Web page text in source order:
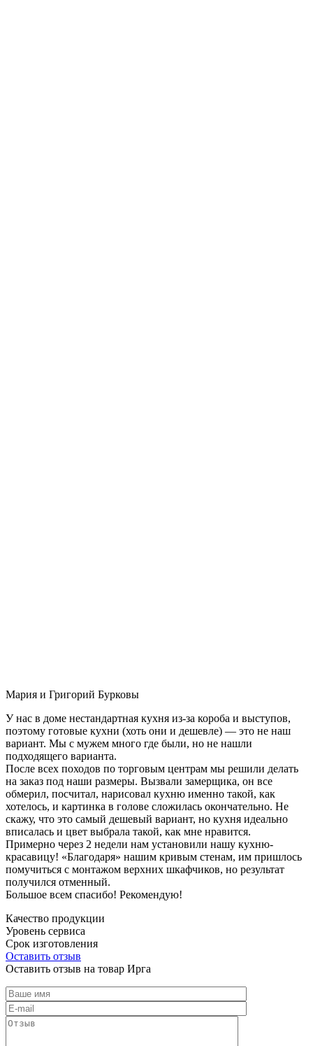
Мария и Григорий Бурковы
У нас в доме нестандартная кухня из-за короба и выступов,
поэтому готовые кухни (хоть они и дешевле) — это не наш
вариант. Мы с мужем много где были, но не нашли
подходящего варианта.
После всех походов по торговым центрам мы решили делать
на заказ под наши размеры. Вызвали замерщика, он все
обмерил, посчитал, нарисовал кухню именно такой, как
хотелось, и картинка в голове сложилась окончательно. Не
скажу, что это самый дешевый вариант, но кухня идеально
вписалась и цвет выбрала такой, как мне нравится.
Примерно через 2 недели нам установили нашу кухню-
красавицу! «Благодаря» нашим кривым стенам, им пришлось
помучиться с монтажом верхних шкафчиков, но результат
получился отменный.
Большое всем спасибо! Рекомендую!
Качество продукции
Уровень сервиса
Срок изготовления
Оставить отзыв
Оставить отзыв на товар Ирга